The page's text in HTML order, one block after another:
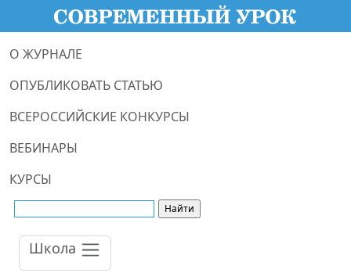
О ЖУРНАЛЕ
ОПУБЛИКОВАТЬ СТАТЬЮ
ВСЕРОССИЙСКИЕ КОНКУРСЫ
ВЕБИНАРЫ
КУРСЫ
Школа